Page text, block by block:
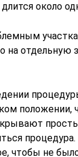
около
на отдельную
чтобы не